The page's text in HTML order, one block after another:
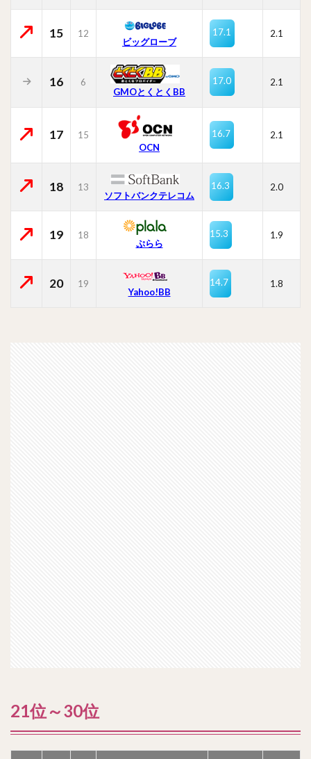
15 12
ビッグローブ
17.1 2.1
16
6
GMOとくとくBB
17.0 2.1
17
15
OCN
16.7 2.1
18 13
ソフトバンクテレコム
16.3 2.0
19 18
ぷらら
15.3 1.9
20 19
Yahoo!BB
14.7 1.8
21位～30位